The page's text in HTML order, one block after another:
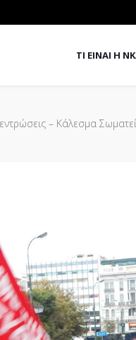
ΤΙ ΕΙΝΑΙ Η
– Κάλεσμα